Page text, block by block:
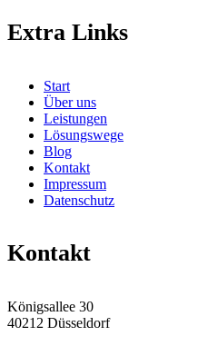
Extra Links
Start
Über uns
Leistungen
Lösungswege
Blog
Kontakt
Impressum
Datenschutz
Kontakt
Königsallee 30
40212 Düsseldorf